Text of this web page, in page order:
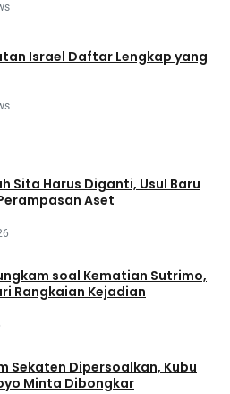
Israel Daftar Lengkap yang
Sita Harus Diganti, Usul Baru
Aset
soal Kematian Sutrimo,
Rangkaian Kejadian
Sekaten Dipersoalkan, Kubu
Minta Dibongkar